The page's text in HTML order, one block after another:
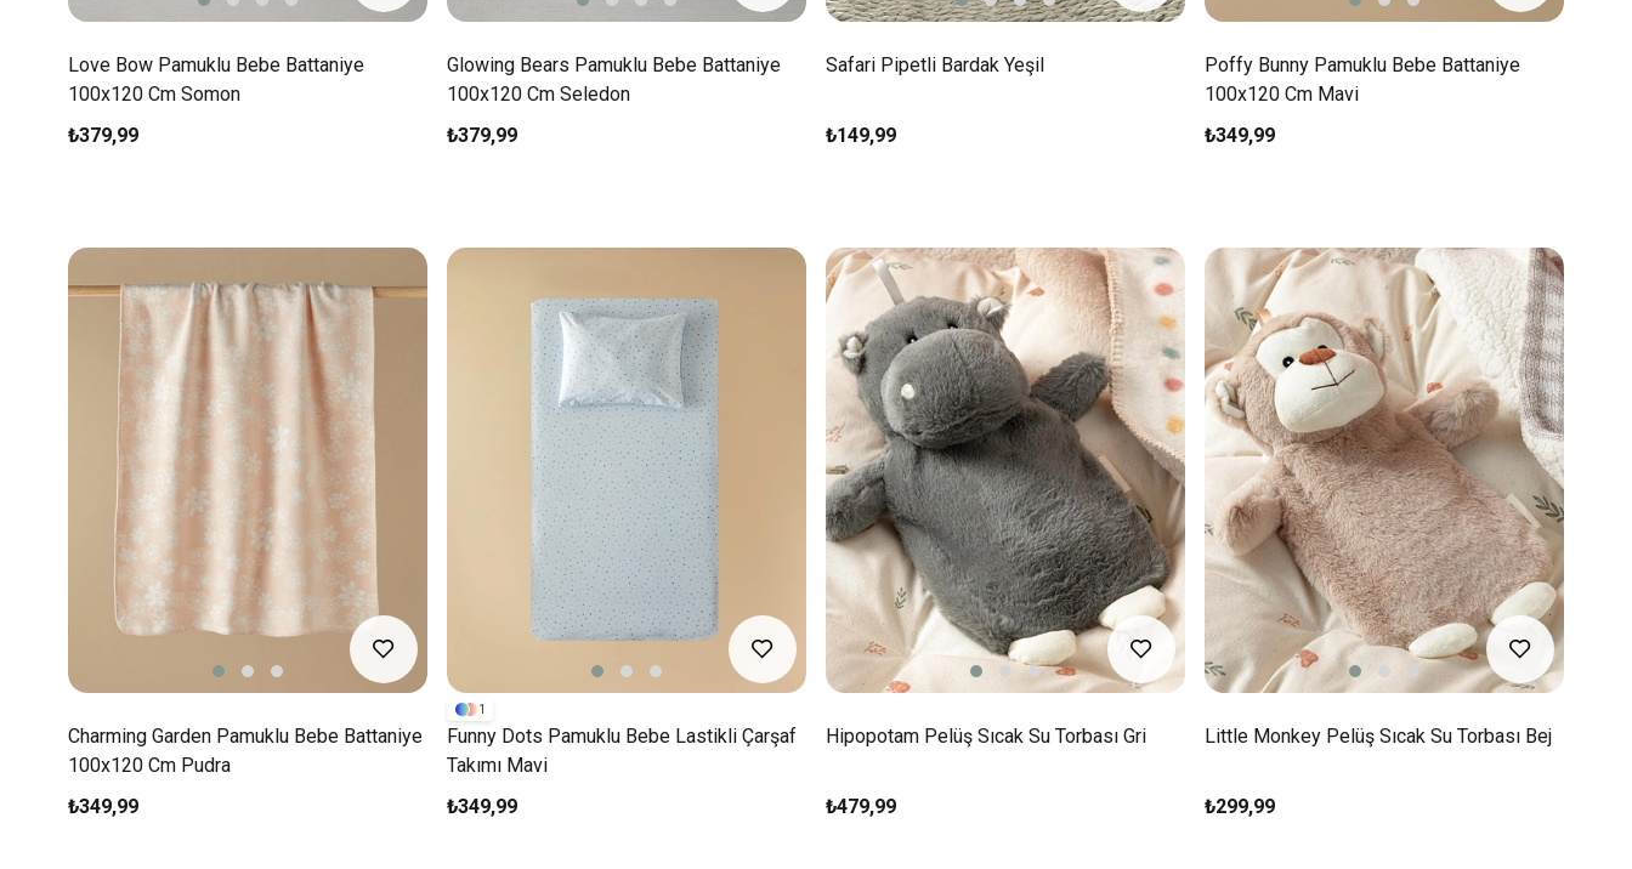
Love Bow Pamuklu Bebe Battaniye
100x120 Cm Somon
₺379,99
Glowing Bears Pamuklu Bebe Battaniye
100x120 Cm Seledon
₺379,99
Safari Pipetli Bardak Yeşil
₺149,99
Poffy Bunny Pamuklu Bebe Battaniye
100x120 Cm Mavi
₺349,99
Charming Garden Pamuklu Bebe Battaniye
100x120 Cm Pudra
₺349,99
Funny Dots Pamuklu Bebe Lastikli Çarşaf
Takımı Mavi
₺349,99
1
Hipopotam Pelüş Sıcak Su Torbası Gri
₺479,99
Little Monkey Pelüş Sıcak Su Torbası Bej
₺299,99